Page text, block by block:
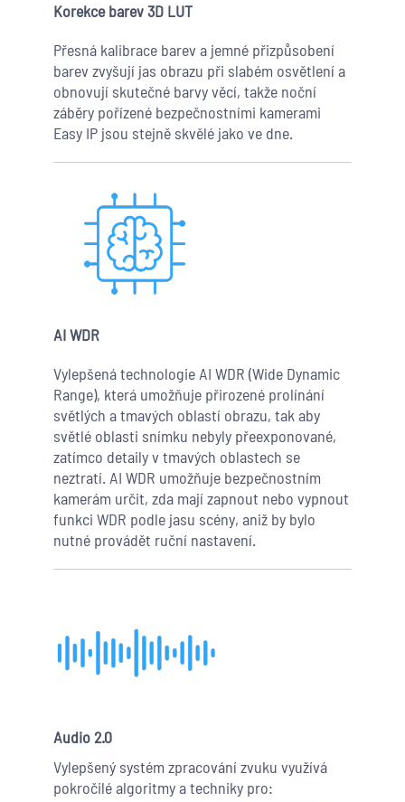
Korekce barev 3D LUT
Přesná kalibrace barev a jemné přizpůsobení
barev zvyšují jas obrazu při slabém osvětlení a
obnovují skutečné barvy věcí, takže noční
záběry pořízené bezpečnostními kamerami
Easy IP jsou stejně skvělé jako ve dne.
AI WDR
Vylepšená technologie AI WDR (Wide Dynamic
Range), která umožňuje přirozené prolínání
světlých a tmavých oblastí obrazu, tak aby
světlé oblasti snímku nebyly přeexponované,
zatímco detaily v tmavých oblastech se
neztratí. AI WDR umožňuje bezpečnostním
kamerám určit, zda mají zapnout nebo vypnout
funkci WDR podle jasu scény, aniž by bylo
nutné provádět ruční nastavení.
Audio 2.0
Vylepšený systém zpracování zvuku využívá
pokročilé algoritmy a techniky pro: